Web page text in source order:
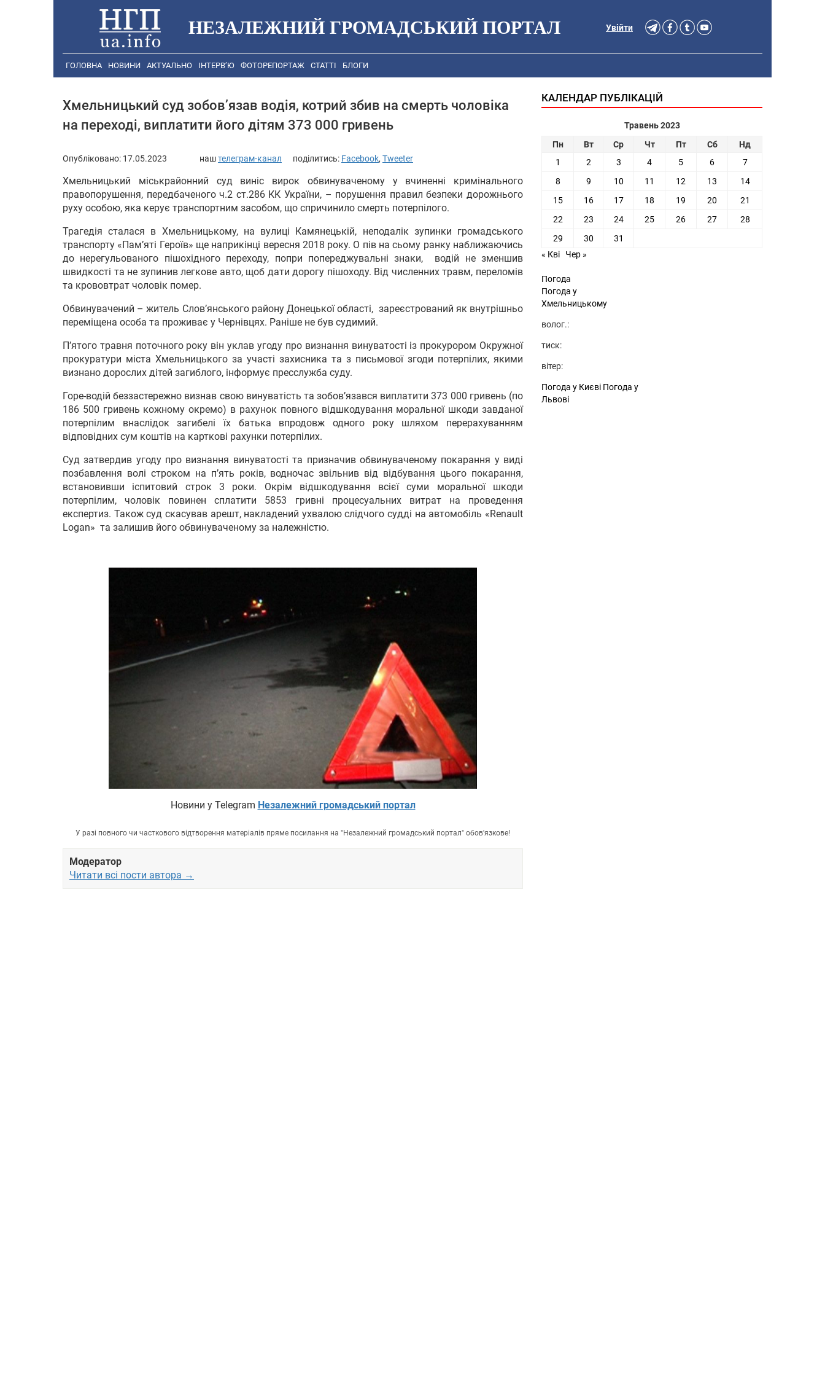
НЕЗАЛЕЖНИЙ ГРОМАДСЬКИЙ ПОРТАЛ Увійти
ГОЛОВНА НОВИНИ АКТУАЛЬНО ІНТЕРВ’Ю ФОТОРЕПОРТАЖ СТАТТІ БЛОГИ
Хмельницький суд зобов’язав водія, котрий збив на смерть чоловіка
на переході, виплатити його дітям 373 000 гривень
Опубліковано: 17.05.2023 наштелеграм-канал поділитись: Facebook, Tweeter
Хмельницький міськрайонний суд виніс вирок обвинуваченому у вчиненні кримінального
правопорушення, передбаченого ч.2 ст.286 КК України, – порушення правил безпеки дорожнього
руху особою, яка керує транспортним засобом, що спричинило смерть потерпілого.
Трагедія сталася в Хмельницькому, на вулиці Камянецькій, неподалік зупинки громадського
транспорту «Пам’яті Героїв» ще наприкінці вересня 2018 року. О пів на сьому ранку наближаючись
до нерегульованого пішохідного переходу, попри попереджувальні знаки, водій не зменшив
швидкості та не зупинив легкове авто, щоб дати дорогу пішоходу. Від численних травм, переломів
та крововтрат чоловік помер.
Обвинувачений – житель Слов’янського району Донецької області, зареєстрований як внутрішньо
переміщена особа та проживає у Чернівцях. Раніше не був судимий.
П’ятого травня поточного року він уклав угоду про визнання винуватості із прокурором Окружної
прокуратури міста Хмельницького за участі захисника та з письмової згоди потерпілих, якими
визнано дорослих дітей загиблого, інформує пресслужба суду.
Горе-водій беззастережно визнав свою винуватість та зобов’язався виплатити 373 000 гривень (по
186 500 гривень кожному окремо) в рахунок повного відшкодування моральної шкоди завданої
потерпілим внаслідок загибелі їх батька впродовж одного року шляхом перерахуванням
відповідних сум коштів на карткові рахунки потерпілих.
Суд затвердив угоду про визнання винуватості та призначив обвинуваченому покарання у виді
позбавлення волі строком на п’ять років, водночас звільнив від відбування цього покарання,
встановивши іспитовий строк 3 роки. Окрім відшкодування всієї суми моральної шкоди
потерпілим, чоловік повинен сплатити 5853 гривні процесуальних витрат на проведення
експертиз. Також суд скасував арешт, накладений ухвалою слідчого судді на автомобіль «Renault
Logan» та залишив його обвинуваченому за належністю.
Новини у Telegram Незалежний громадський портал
У разі повного чи часткового відтворення матеріалів пряме посилання на "Незалежний громадський портал" обов'язкове!
Модератор
Читати всі пости автора →
КАЛЕНДАР ПУБЛІКАЦІЙ
Травень 2023
Пн
Вт Ср Чт Пт Сб
Нд
1
2 3 4 5 6
7
8
9 10 11 12 13
14
15
16 17 18 19 20
21
22
23 24 25 26 27
28
29
30
31
« Кві
Чер »
Погода
Погода у
Хмельницькому
волог.:
тиск:
вітер:
Погода у Києві Погода у
Львові